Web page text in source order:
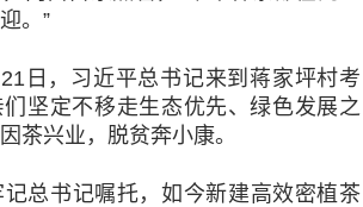
。”
日，习近平总书记来到蒋家坪村考
坚定不移走生态优先、绿色发展之
茶兴业，脱贫奔小康。
总书记嘱托，如今新建高效密植茶